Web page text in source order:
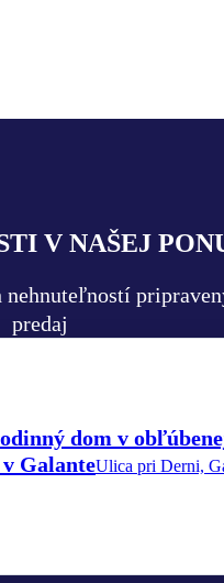
V NAŠEJ
nehnuteľností
predaj
dom v
GalanteUlica pri Derni,